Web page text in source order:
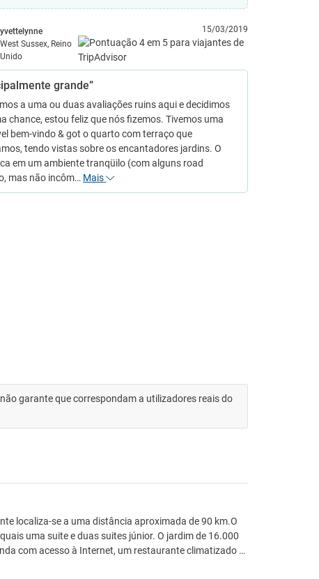
yvettelynne
West Sussex, Reino
Unido
15/03/2019
grande”
a uma ou duas avaliações ruins aqui e decidimos
chance, estou feliz que nós fizemos. Tivemos uma
bem-vindo & got o quarto com terraço que
tendo vistas sobre os encantadores jardins. O
em um ambiente tranqüilo (com alguns road
mas não incôm… Mais
garante que correspondam a utilizadores reais do
localiza-se a uma distância aproximada de 90 km.O
uma suite e duas suites júnior. O jardim de 16.000
com acesso à Internet, um restaurante climatizado …